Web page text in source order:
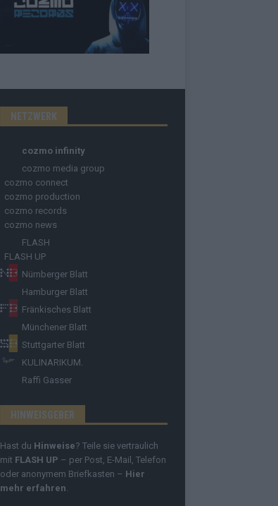
NETZWERK
cozmo infinity
cozmo media group
cozmo connect
cozmo production
cozmo records
cozmo news
FLASH
FLASH UP
Nürnberger Blatt
Hamburger Blatt
Fränkisches Blatt
Münchener Blatt
Stuttgarter Blatt
KULINARIKUM.
Raffi Gasser
HINWEISGEBER
Hast du Hinweise? Teile sie vertraulich
mit FLASH UP – per Post, E-Mail, Telefon
oder anonymem Briefkasten – Hier
mehr erfahren.